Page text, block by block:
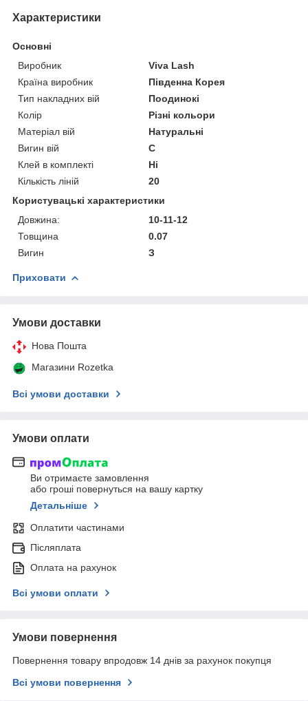
Характеристики
Основні
Виробник
Viva Lash
Країна виробник
Південна Корея
Тип накладних вій
Поодинокі
Колір
Різні кольори
Матеріал вій
Натуральні
Вигин вій
C
Клей в комплекті
Ні
Кількість ліній
20
Користувацькі характеристики
Довжина:
10-11-12
Товщина
0.07
Вигин
З
Приховати
Умови доставки
Нова Пошта
Магазини Rozetka
Всі умови доставки
Умови оплати
Ви отримаєте замовлення
або гроші повернуться на вашу картку
Детальніше
Оплатити частинами
Післяплата
Оплата на рахунок
Всі умови оплати
Умови повернення
Повернення товару впродовж 14 днів за рахунок покупця
Всі умови повернення